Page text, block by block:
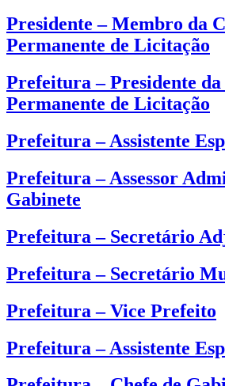
Presidente – Membro da
Permanente de Licitação
Prefeitura – Presidente da
Permanente de Licitação
Prefeitura – Assistente
Prefeitura – Assessor
Gabinete
Prefeitura – Secretário
Prefeitura – Secretário
Prefeitura – Vice Prefeito
Prefeitura – Assistente